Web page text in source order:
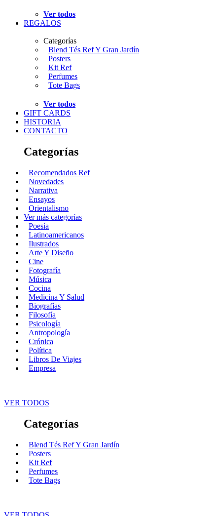
Ver todos
REGALOS
Categorías
Blend Tés Ref Y Gran Jardín
Posters
Kit Ref
Perfumes
Tote Bags
Ver todos
GIFT CARDS
HISTORIA
CONTACTO
Categorías
Recomendados Ref
Novedades
Narrativa
Ensayos
Orientalismo
Ver más categorías
Poesía
Latinoamericanos
Ilustrados
Arte Y Diseño
Cine
Fotografía
Música
Cocina
Medicina Y Salud
Biografías
Filosofía
Psicología
Antropología
Crónica
Política
Libros De Viajes
Empresa
VER TODOS
Categorías
Blend Tés Ref Y Gran Jardín
Posters
Kit Ref
Perfumes
Tote Bags